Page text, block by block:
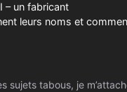
– un fabricant
leurs noms et
sujets tabous, je